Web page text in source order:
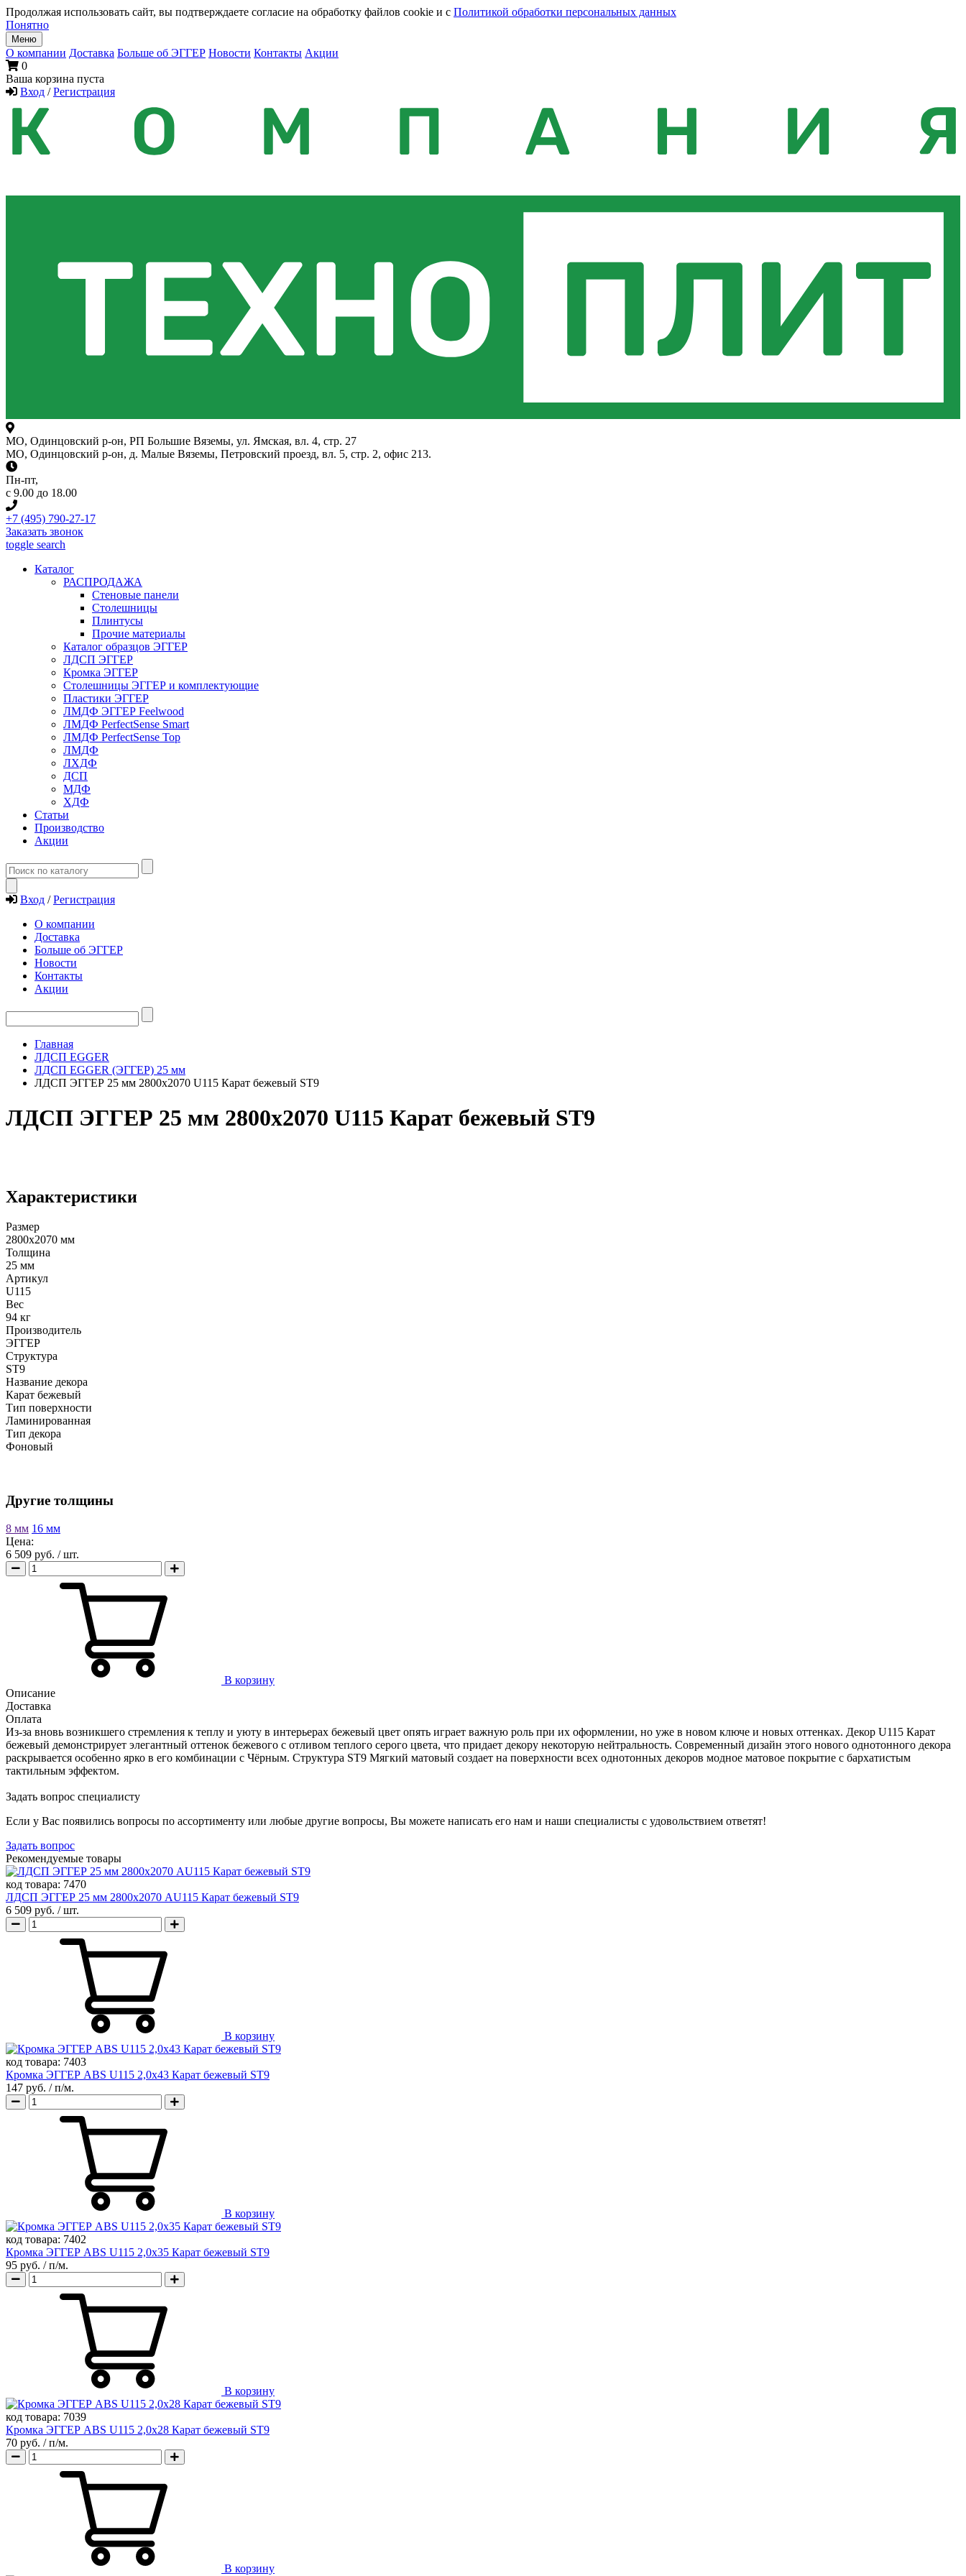
Продолжая использовать сайт, вы подтверждаете согласие на обработку файлов cookie и с Политикой обработки персональных данных
Понятно
Меню
О компании Доставка Больше об ЭГГЕР Новости Контакты Акции
0
Ваша корзина пуста
Вход / Регистрация
МО, Одинцовский р-он, РП Большие Вяземы, ул. Ямская, вл. 4, стр. 27
МО, Одинцовский р-он, д. Малые Вяземы, Петровский проезд, вл. 5, стр. 2, офис 213.
Пн-пт,
с 9.00 до 18.00
+7 (495) 790-27-17
Заказать звонок
toggle search
Каталог
РАСПРОДАЖА
Стеновые панели
Столешницы
Плинтусы
Прочие материалы
Каталог образцов ЭГГЕР
ЛДСП ЭГГЕР
Кромка ЭГГЕР
Столешницы ЭГГЕР и комплектующие
Пластики ЭГГЕР
ЛМДФ ЭГГЕР Feelwood
ЛМДФ PerfectSense Smart
ЛМДФ PerfectSense Top
ЛМДФ
ЛХДФ
ДСП
МДФ
ХДФ
Статьи
Производство
Акции
Вход / Регистрация
О компании
Доставка
Больше об ЭГГЕР
Новости
Контакты
Акции
Главная
ЛДСП EGGER
ЛДСП EGGER (ЭГГЕР) 25 мм
ЛДСП ЭГГЕР 25 мм 2800х2070 U115 Карат бежевый ST9
ЛДСП ЭГГЕР 25 мм 2800х2070 U115 Карат бежевый ST9
Характеристики
Размер
2800х2070 мм
Толщина
25 мм
Артикул
U115
Вес
94 кг
Производитель
ЭГГЕР
Структура
ST9
Название декора
Карат бежевый
Тип поверхности
Ламинированная
Тип декора
Фоновый
Другие толщины
8 мм 16 мм
Цена:
6 509 руб. / шт.
В корзину
Описание
Доставка
Оплата
Из-за вновь возникшего стремления к теплу и уюту в интерьерах бежевый цвет опять играет важную роль при их оформлении, но уже в новом ключе и новых оттенках. Декор U115 Карат
бежевый демонстрирует элегантный оттенок бежевого с отливом теплого серого цвета, что придает декору некоторую нейтральность. Современный дизайн этого нового однотонного декора
раскрывается особенно ярко в его комбинации с Чёрным. Структура ST9 Мягкий матовый создает на поверхности всех однотонных декоров модное матовое покрытие с бархатистым
тактильным эффектом.
Задать вопрос специалисту
Если у Вас появились вопросы по ассортименту или любые другие вопросы, Вы можете написать его нам и наши специалисты с удовольствием ответят!
Задать вопрос
Рекомендуемые товары
код товара: 7470
ЛДСП ЭГГЕР 25 мм 2800х2070 AU115 Карат бежевый ST9
6 509 руб. / шт.
В корзину
код товара: 7403
Кромка ЭГГЕР ABS U115 2,0х43 Карат бежевый ST9
147 руб. / п/м.
В корзину
код товара: 7402
Кромка ЭГГЕР ABS U115 2,0х35 Карат бежевый ST9
95 руб. / п/м.
В корзину
код товара: 7039
Кромка ЭГГЕР ABS U115 2,0х28 Карат бежевый ST9
70 руб. / п/м.
В корзину